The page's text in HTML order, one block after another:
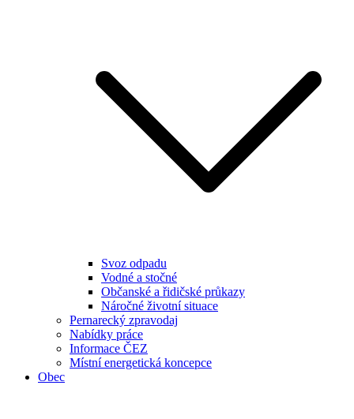
Svoz odpadu
Vodné a stočné
Občanské a řidičské průkazy
Náročné životní situace
Pernarecký zpravodaj
Nabídky práce
Informace ČEZ
Místní energetická koncepce
Obec